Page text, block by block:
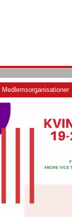
Medlemsorganisationer